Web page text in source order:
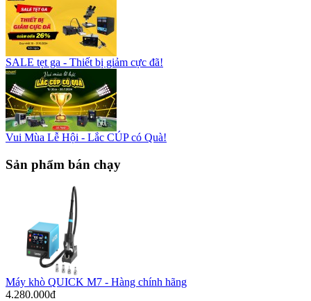
SALE tẹt ga - Thiết bị giảm cực đã!
Vui Mùa Lễ Hội - Lắc CÚP có Quà!
Sản phẩm bán chạy
Máy khò QUICK M7 - Hàng chính hãng
4.280.000đ